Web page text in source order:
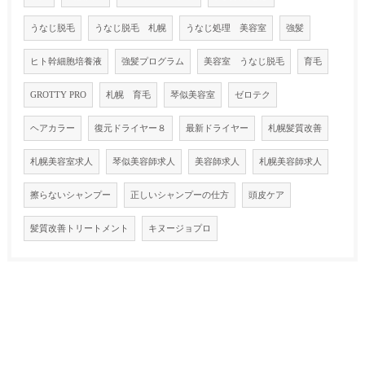
うなじ脱毛 うなじ脱毛 札幌 うなじ処理 美容室 強髪
ヒト幹細胞培養液 強髪プログラム 美容室 うなじ脱毛 育毛
GROTTY PRO 札幌 育毛 琴似美容室 ゼロテク
ヘアカラー 復元ドライヤー８ 最新ドライヤー 札幌髪質改善
札幌美容室求人 琴似美容師求人 美容師求人 札幌美容師求人
擦らないシャンプー 正しいシャンプーの仕方 頭皮ケア
髪質改善トリートメント キヌージョプロ